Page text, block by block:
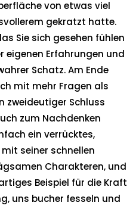
von etwas viel
gekratzt hatte.
Sie sich gesehen fühlen
eigenen Erfahrungen und
Schatz. Am Ende
mit mehr Fragen als
zweideutiger Schluss
zum Nachdenken
ein verrücktes,
seiner schnellen
Charakteren, und
Beispiel für die Kraft
uns bucher fesseln und